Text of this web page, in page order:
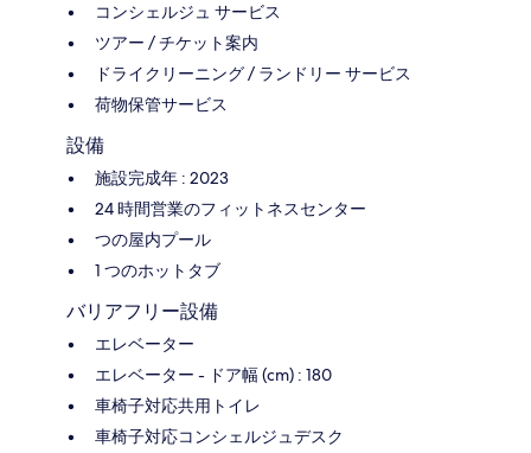
コンシェルジュ サービス
ツアー / チケット案内
ドライクリーニング / ランドリー サービス
荷物保管サービス
設備
施設完成年 : 2023
24 時間営業のフィットネスセンター
つの屋内プール
1 つのホットタブ
バリアフリー設備
エレベーター
エレベーター - ドア幅 (cm) : 180
車椅子対応共用トイレ
車椅子対応コンシェルジュデスク